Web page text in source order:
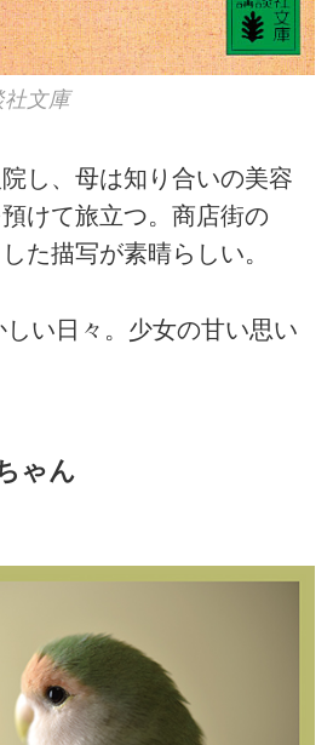
社文庫
し、母は知り合いの美容
けて旅立つ。商店街の
た描写が素晴らしい。
しい日々。少女の甘い思い
ゃん